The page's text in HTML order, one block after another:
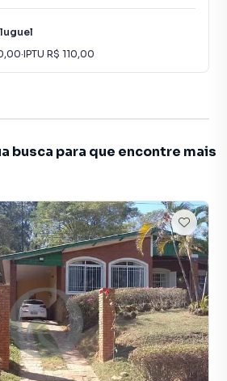
·IPTU R$ 110,00
busca para que encontre mais